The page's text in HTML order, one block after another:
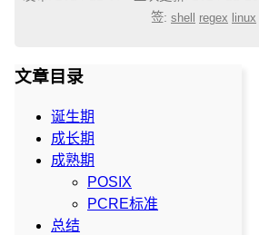
签: shell regex linux
文章目录
诞生期
成长期
成熟期
POSIX
PCRE标准
总结